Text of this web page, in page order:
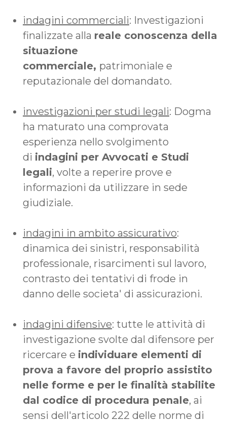
indagini commerciali: Investigazioni
finalizzate alla reale conoscenza della
situazione
commerciale, patrimoniale e
reputazionale del domandato.
investigazioni per studi legali: Dogma
ha maturato una comprovata
esperienza nello svolgimento
di indagini per Avvocati e Studi
legali, volte a reperire prove e
informazioni da utilizzare in sede
giudiziale.
indagini in ambito assicurativo:
dinamica dei sinistri, responsabilità
professionale, risarcimenti sul lavoro,
contrasto dei tentativi di frode in
danno delle societa' di assicurazioni.
indagini difensive: tutte le attività di
investigazione svolte dal difensore per
ricercare e individuare elementi di
prova a favore del proprio assistito
nelle forme e per le finalità stabilite
dal codice di procedura penale, ai
sensi dell'articolo 222 delle norme di